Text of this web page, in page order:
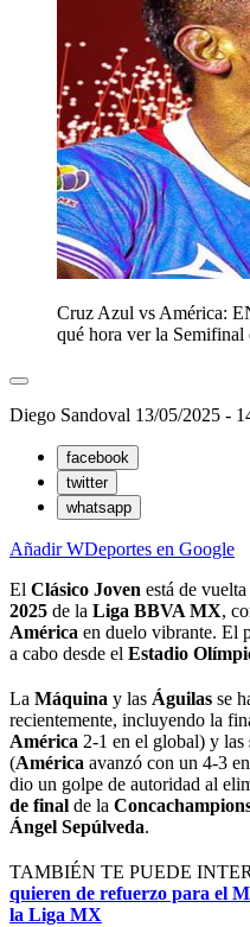
Cruz Azul vs América:
qué hora ver la
Diego Sandoval 13/05/2025 -
facebook
twitter
whatsapp
Añadir WDeportes en Google
El Clásico Joven está de
2025 de la Liga BBVA MX,
América en duelo vibrante. El
a cabo desde el Estadio
La Máquina y las Águilas se
recientemente, incluyendo la
América 2-1 en el global) y las
(América avanzó con un 4-3
dio un golpe de autoridad al
de final de la
Ángel Sepúlveda.
TAMBIÉN TE PUEDE
quieren de refuerzo para el
la Liga MX